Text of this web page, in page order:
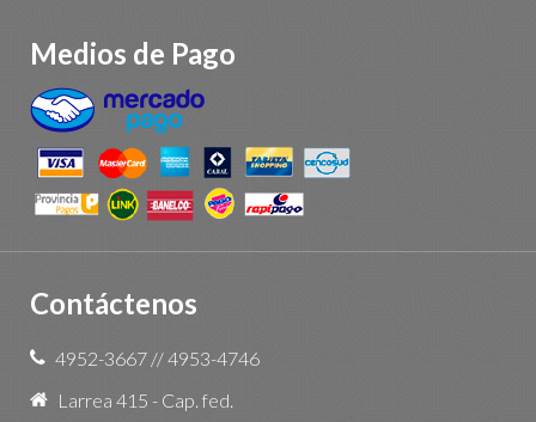
Medios de Pago
Contáctenos
4952-3667 //4953-4746
Larrea 415 - Cap. fed.